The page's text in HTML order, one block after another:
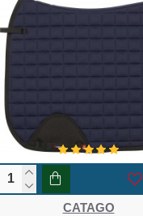
CATAGO